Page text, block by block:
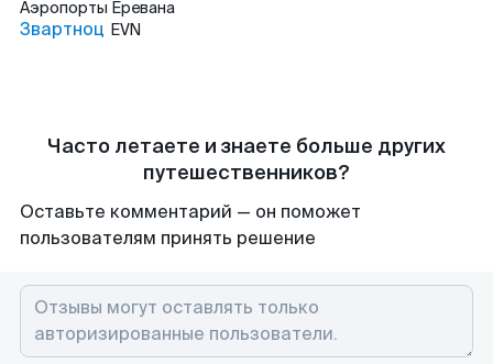
Аэропорты Еревана
Звартноц EVN
Часто летаете и знаете больше других
путешественников?
Оставьте комментарий — он поможет
пользователям принять решение